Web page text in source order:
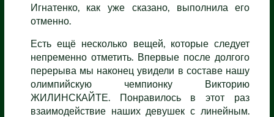
Игнатенко, как уже сказано, выполнила его
отменно.
Есть ещё несколько вещей, которые следует
непременно отметить. Впервые после долгого
перерыва мы наконец увидели в составе нашу
олимпийскую чемпионку Викторию
ЖИЛИНСКАЙТЕ. Понравилось в этот раз
взаимодействие наших девушек с линейным.